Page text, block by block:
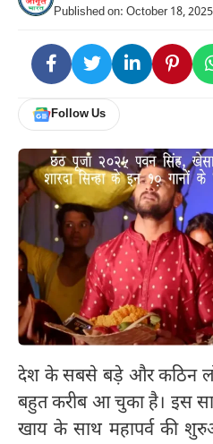
Published on: October 18, 2025
Follow Us
देश के सबसे बड़े और कठिन
बहुत करीब आ चुका है। इस
खाय के साथ महापर्व की